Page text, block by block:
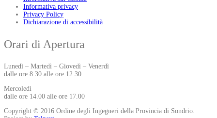
Informativa privacy
Privacy Policy
Dichiarazione di accessibilità
Orari di Apertura
Lunedì – Martedì – Giovedì – Venerdì
dalle ore 8.30 alle ore 12.30
Mercoledì
dalle ore 14.00 alle ore 17.00
Copyright © 2016 Ordine degli Ingegneri della Provincia di Sondrio.